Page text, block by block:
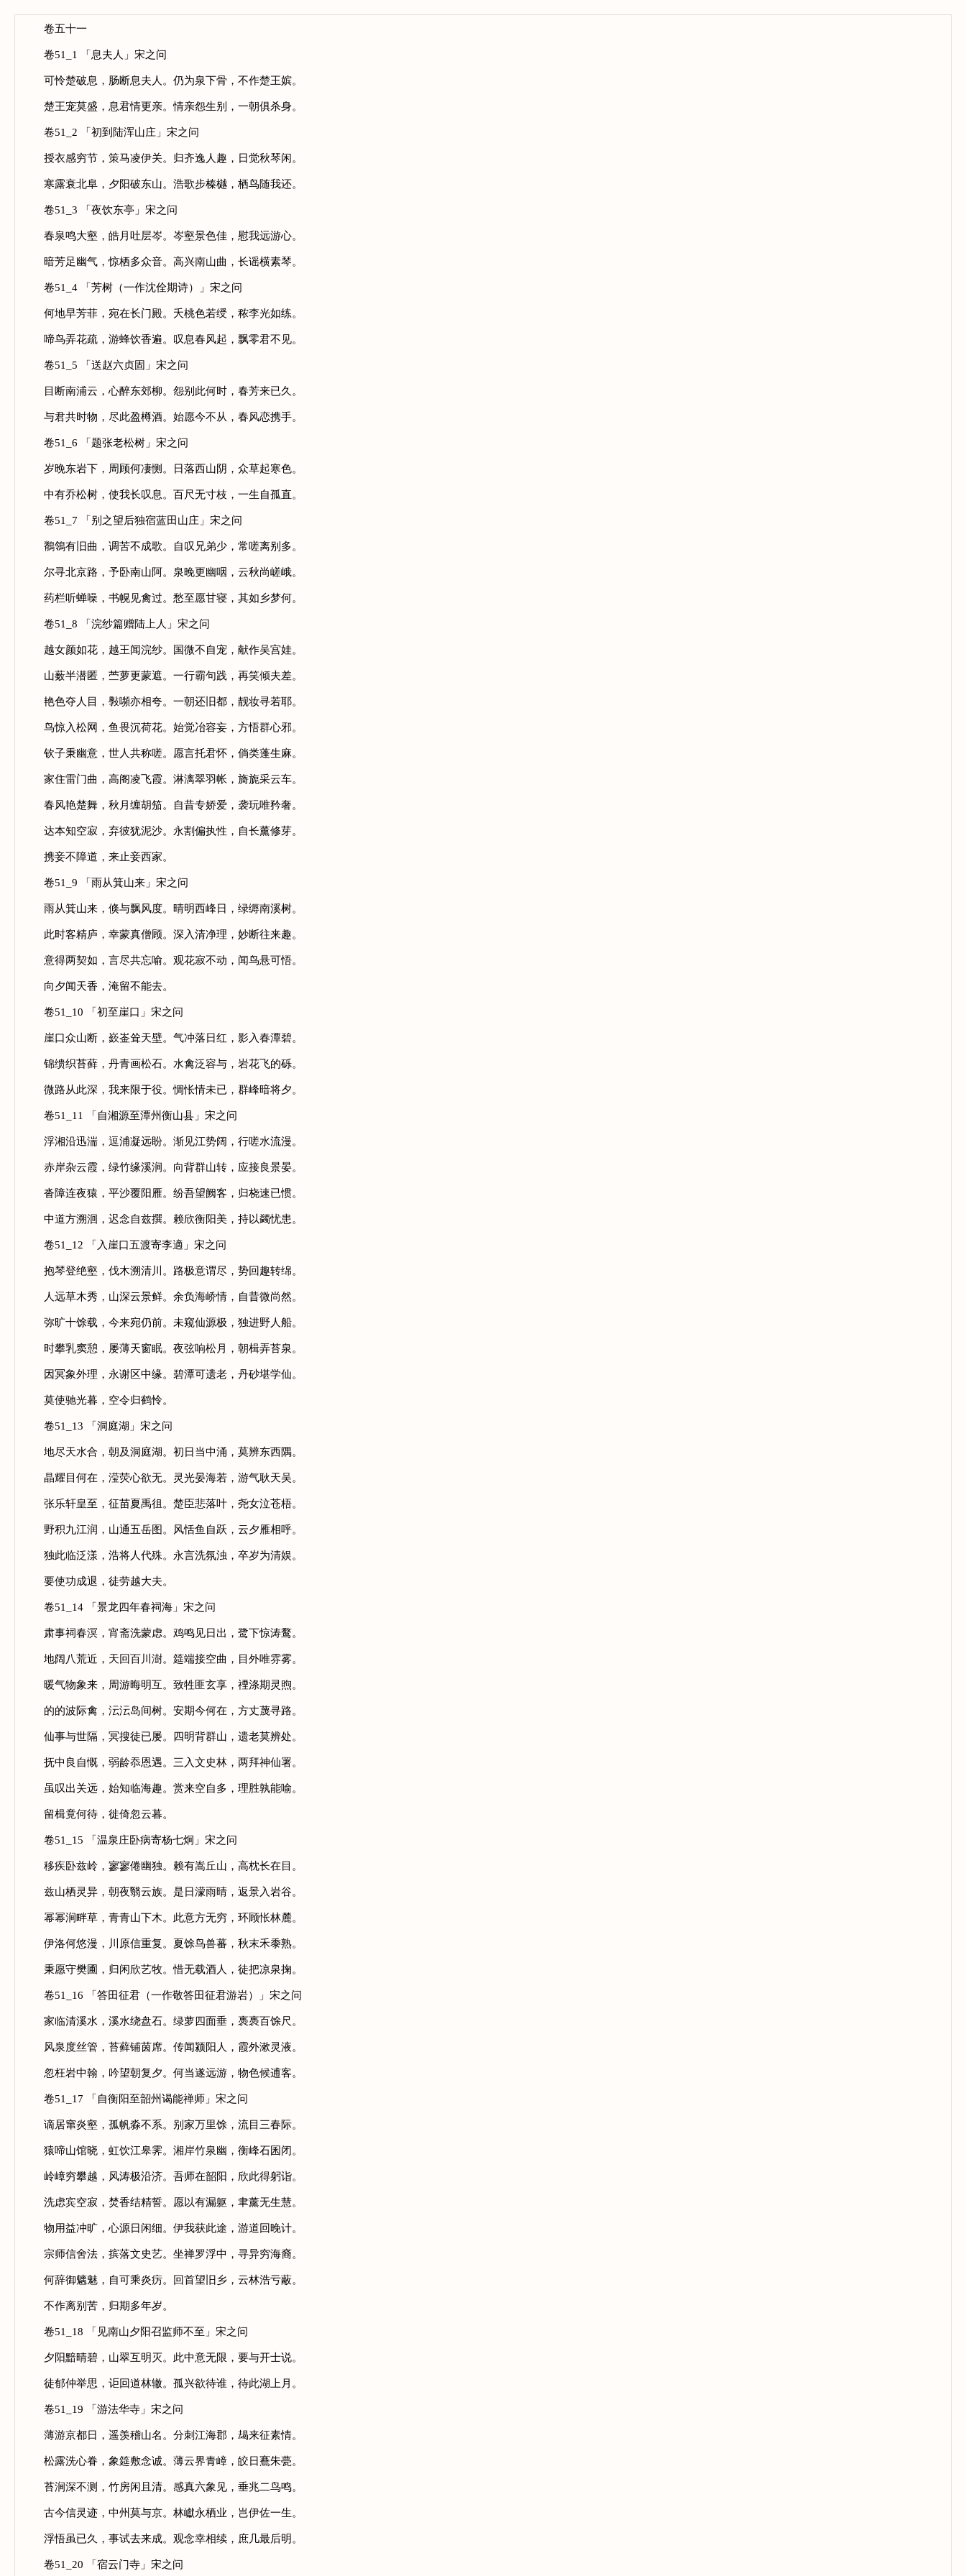
卷五十一
卷51_1 「息夫人」宋之问
可怜楚破息，肠断息夫人。仍为泉下骨，不作楚王嫔。
楚王宠莫盛，息君情更亲。情亲怨生别，一朝俱杀身。
卷51_2 「初到陆浑山庄」宋之问
授衣感穷节，策马凌伊关。归齐逸人趣，日觉秋琴闲。
寒露衰北阜，夕阳破东山。浩歌步榛樾，栖鸟随我还。
卷51_3 「夜饮东亭」宋之问
春泉鸣大壑，皓月吐层岑。岑壑景色佳，慰我远游心。
暗芳足幽气，惊栖多众音。高兴南山曲，长谣横素琴。
卷51_4 「芳树（一作沈佺期诗）」宋之问
何地早芳菲，宛在长门殿。夭桃色若绶，秾李光如练。
啼鸟弄花疏，游蜂饮香遍。叹息春风起，飘零君不见。
卷51_5 「送赵六贞固」宋之问
目断南浦云，心醉东郊柳。怨别此何时，春芳来已久。
与君共时物，尽此盈樽酒。始愿今不从，春风恋携手。
卷51_6 「题张老松树」宋之问
岁晚东岩下，周顾何凄恻。日落西山阴，众草起寒色。
中有乔松树，使我长叹息。百尺无寸枝，一生自孤直。
卷51_7 「别之望后独宿蓝田山庄」宋之问
鶺鴒有旧曲，调苦不成歌。自叹兄弟少，常嗟离别多。
尔寻北京路，予卧南山阿。泉晚更幽咽，云秋尚嵯峨。
药栏听蝉噪，书幌见禽过。愁至愿甘寝，其如乡梦何。
卷51_8 「浣纱篇赠陆上人」宋之问
越女颜如花，越王闻浣纱。国微不自宠，献作吴宫娃。
山薮半潜匿，苎萝更蒙遮。一行霸句践，再笑倾夫差。
艳色夺人目，斅嚬亦相夸。一朝还旧都，靓妆寻若耶。
鸟惊入松网，鱼畏沉荷花。始觉冶容妄，方悟群心邪。
钦子秉幽意，世人共称嗟。愿言托君怀，倘类蓬生麻。
家住雷门曲，高阁凌飞霞。淋漓翠羽帐，旖旎采云车。
春风艳楚舞，秋月缠胡笳。自昔专娇爱，袭玩唯矜奢。
达本知空寂，弃彼犹泥沙。永割偏执性，自长薰修芽。
携妾不障道，来止妾西家。
卷51_9 「雨从箕山来」宋之问
雨从箕山来，倏与飘风度。晴明西峰日，绿缛南溪树。
此时客精庐，幸蒙真僧顾。深入清净理，妙断往来趣。
意得两契如，言尽共忘喻。观花寂不动，闻鸟悬可悟。
向夕闻天香，淹留不能去。
卷51_10 「初至崖口」宋之问
崖口众山断，嶔崟耸天壁。气冲落日红，影入春潭碧。
锦缋织苔藓，丹青画松石。水禽泛容与，岩花飞的砾。
微路从此深，我来限于役。惆怅情未已，群峰暗将夕。
卷51_11 「自湘源至潭州衡山县」宋之问
浮湘沿迅湍，逗浦凝远盼。渐见江势阔，行嗟水流漫。
赤岸杂云霞，绿竹缘溪涧。向背群山转，应接良景晏。
沓障连夜猿，平沙覆阳雁。纷吾望阙客，归桡速已惯。
中道方溯洄，迟念自兹撰。赖欣衡阳美，持以蠲忧患。
卷51_12 「入崖口五渡寄李適」宋之问
抱琴登绝壑，伐木溯清川。路极意谓尽，势回趣转绵。
人远草木秀，山深云景鲜。余负海峤情，自昔微尚然。
弥旷十馀载，今来宛仍前。未窥仙源极，独进野人船。
时攀乳窦憩，屡薄天窗眠。夜弦响松月，朝楫弄苔泉。
因冥象外理，永谢区中缘。碧潭可遗老，丹砂堪学仙。
莫使驰光暮，空令归鹤怜。
卷51_13 「洞庭湖」宋之问
地尽天水合，朝及洞庭湖。初日当中涌，莫辨东西隅。
晶耀目何在，滢荧心欲无。灵光晏海若，游气耿天吴。
张乐轩皇至，征苗夏禹徂。楚臣悲落叶，尧女泣苍梧。
野积九江润，山通五岳图。风恬鱼自跃，云夕雁相呼。
独此临泛漾，浩将人代殊。永言洗氛浊，卒岁为清娱。
要使功成退，徒劳越大夫。
卷51_14 「景龙四年春祠海」宋之问
肃事祠春溟，宵斋洗蒙虑。鸡鸣见日出，鹭下惊涛鹜。
地阔八荒近，天回百川澍。筵端接空曲，目外唯雰雾。
暖气物象来，周游晦明互。致牲匪玄享，禋涤期灵煦。
的的波际禽，沄沄岛间树。安期今何在，方丈蔑寻路。
仙事与世隔，冥搜徒已屡。四明背群山，遗老莫辨处。
抚中良自慨，弱龄忝恩遇。三入文史林，两拜神仙署。
虽叹出关远，始知临海趣。赏来空自多，理胜孰能喻。
留楫竟何待，徙倚忽云暮。
卷51_15 「温泉庄卧病寄杨七炯」宋之问
移疾卧兹岭，寥寥倦幽独。赖有嵩丘山，高枕长在目。
兹山栖灵异，朝夜翳云族。是日濛雨晴，返景入岩谷。
幂幂涧畔草，青青山下木。此意方无穷，环顾怅林麓。
伊洛何悠漫，川原信重复。夏馀鸟兽蕃，秋末禾黍熟。
秉愿守樊圃，归闲欣艺牧。惜无载酒人，徒把凉泉掬。
卷51_16 「答田征君（一作敬答田征君游岩）」宋之问
家临清溪水，溪水绕盘石。绿萝四面垂，褭褭百馀尺。
风泉度丝管，苔藓铺茵席。传闻颍阳人，霞外漱灵液。
忽枉岩中翰，吟望朝复夕。何当遂远游，物色候逋客。
卷51_17 「自衡阳至韶州谒能禅师」宋之问
谪居窜炎壑，孤帆淼不系。别家万里馀，流目三春际。
猿啼山馆晓，虹饮江皋霁。湘岸竹泉幽，衡峰石囷闭。
岭嶂穷攀越，风涛极沿济。吾师在韶阳，欣此得躬诣。
洗虑宾空寂，焚香结精誓。愿以有漏躯，聿薰无生慧。
物用益冲旷，心源日闲细。伊我获此途，游道回晚计。
宗师信舍法，摈落文史艺。坐禅罗浮中，寻异穷海裔。
何辞御魑魅，自可乘炎疠。回首望旧乡，云林浩亏蔽。
不作离别苦，归期多年岁。
卷51_18 「见南山夕阳召监师不至」宋之问
夕阳黯晴碧，山翠互明灭。此中意无限，要与开士说。
徒郁仲举思，讵回道林辙。孤兴欲待谁，待此湖上月。
卷51_19 「游法华寺」宋之问
薄游京都日，遥羡稽山名。分刺江海郡，朅来征素情。
松露洗心眷，象筵敷念诚。薄云界青嶂，皎日鶱朱甍。
苔涧深不测，竹房闲且清。感真六象见，垂兆二鸟鸣。
古今信灵迹，中州莫与京。林巘永栖业，岂伊佐一生。
浮悟虽已久，事试去来成。观念幸相续，庶几最后明。
卷51_20 「宿云门寺」宋之问